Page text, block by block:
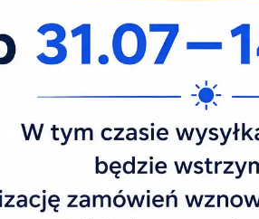
klientów o perfumach
Zapach 268
Black OrchidTom